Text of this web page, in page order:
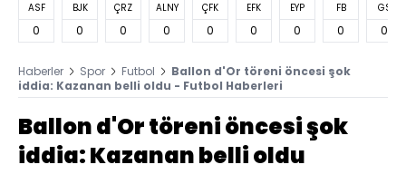
ASF
0
BJK
0
ÇRZ
0
ALNY
0
ÇFK
0
EFK
0
EYP
0
FB
0
GS
0
Haberler Spor Futbol
Ballon d'Or töreni öncesi şok
iddia: Kazanan belli oldu - Futbol Haberleri
Ballon d'Or töreni öncesi şok
iddia: Kazanan belli oldu